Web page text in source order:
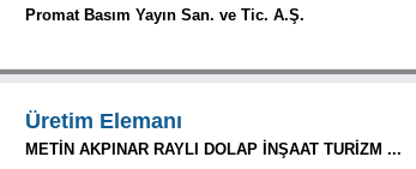
Promat Basım Yayın San. ve Tic. A.Ş.
Üretim Elemanı
METİN AKPINAR RAYLI DOLAP İNŞAAT TURİZM ...